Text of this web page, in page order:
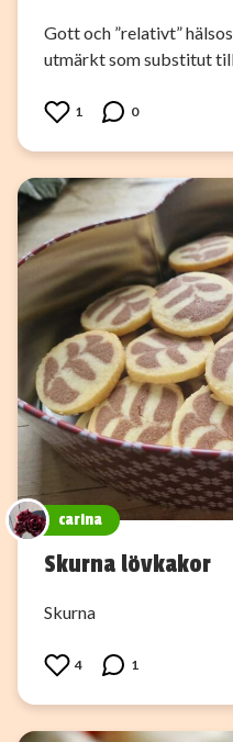
Gott och ”relativt”
utmärkt som substitut
1 0
carina
Skurna lövkakor
Skurna
4 1